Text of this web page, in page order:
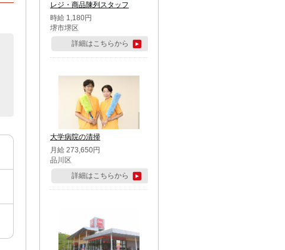
レジ・商品陳列スタッフ
時給 1,180円
堺市堺区
詳細はこちらから
大学病院の清掃
月給 273,650円
品川区
詳細はこちらから